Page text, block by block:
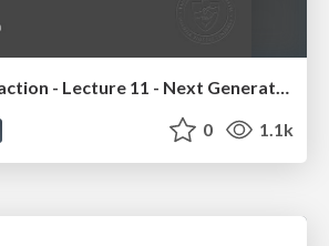
Human-AI Interaction - Lecture 11 - Next Generation User Interfaces (4018166FNR)
0 1.1k